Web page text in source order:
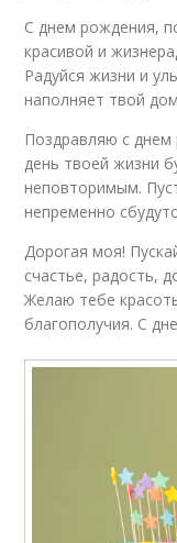
С днем рождения,
красивой и
Радуйся жизни и
наполняет твой
Поздравляю с днем
день твоей жизни
неповторимым.
непременно
Дорогая моя!
счастье, радость,
Желаю тебе
благополучия. С